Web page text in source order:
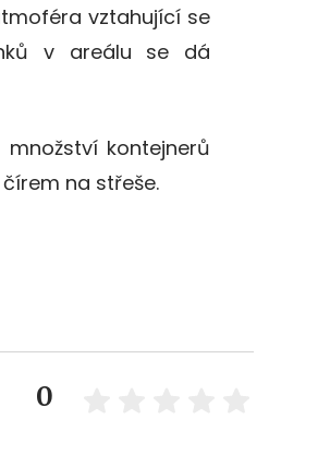
vztahující se
v areálu se dá
kontejnerů
na střeše.
0